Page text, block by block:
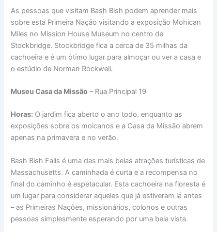
As pessoas que visitam Bash Bish podem aprender mais
sobre esta Primeira Nação visitando a exposição Mohican
Miles no Mission House Museum no centro de
Stockbridge. Stockbridge fica a cerca de 35 milhas da
cachoeira e é um ótimo lugar para almoçar ou ver a casa e
o estúdio de Norman Rockwell.
Museu Casa da Missão – Rua Principal 19
Horas: O jardim fica aberto o ano todo, enquanto as
exposições sobre os moicanos e a Casa da Missão abrem
apenas na primavera e no verão.
Bash Bish Falls é uma das mais belas atrações turísticas de
Massachusetts. A caminhada é curta e a recompensa no
final do caminho é espetacular. Esta cachoeira na floresta é
um lugar para considerar aqueles que já estiveram lá antes
– as Primeiras Nações, missionários, colonos e outras
pessoas simplesmente esperando por uma bela vista.